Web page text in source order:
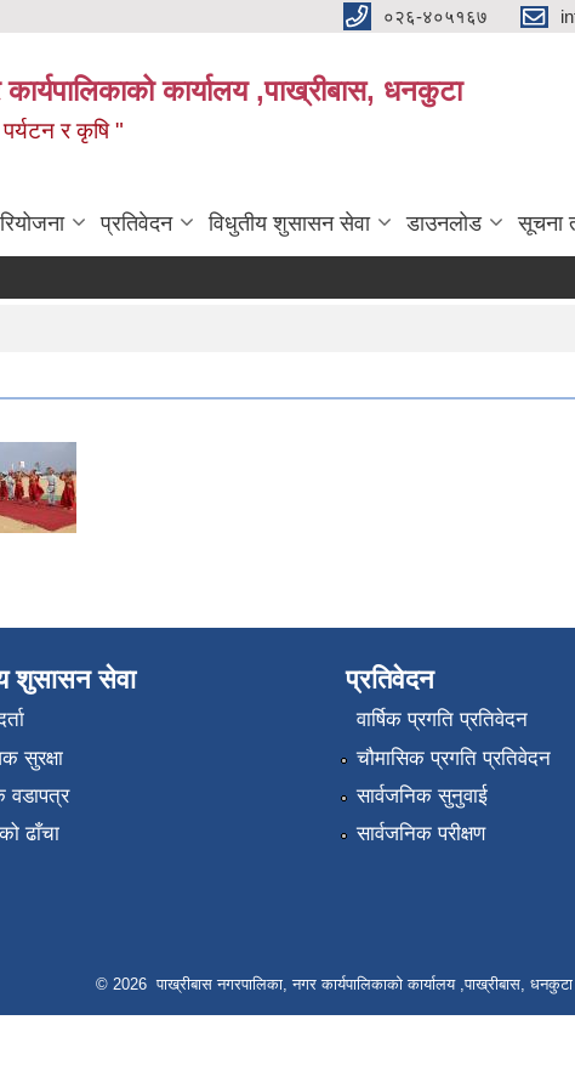
०२६-४०५१६७
कार्यालय ,पाख्रीबास, धनकुटा
पर्यटन र कृषि "
प्रतिवेदन विधुतीय शुसासन सेवा डाउनलोड सूचना
शुसासन सेवा
सुरक्षा
वडापत्र
ढाँचा
प्रतिवेदन
वार्षिक प्रगति प्रतिवेदन
चौमासिक प्रगति प्रतिवेदन
सार्वजनिक सुनुवाई
सार्वजनिक परीक्षण
© 2026 पाख्रीबास नगरपालिका, नगर कार्यपालिकाको कार्यालय ,पाख्रीबास, धनकुटा